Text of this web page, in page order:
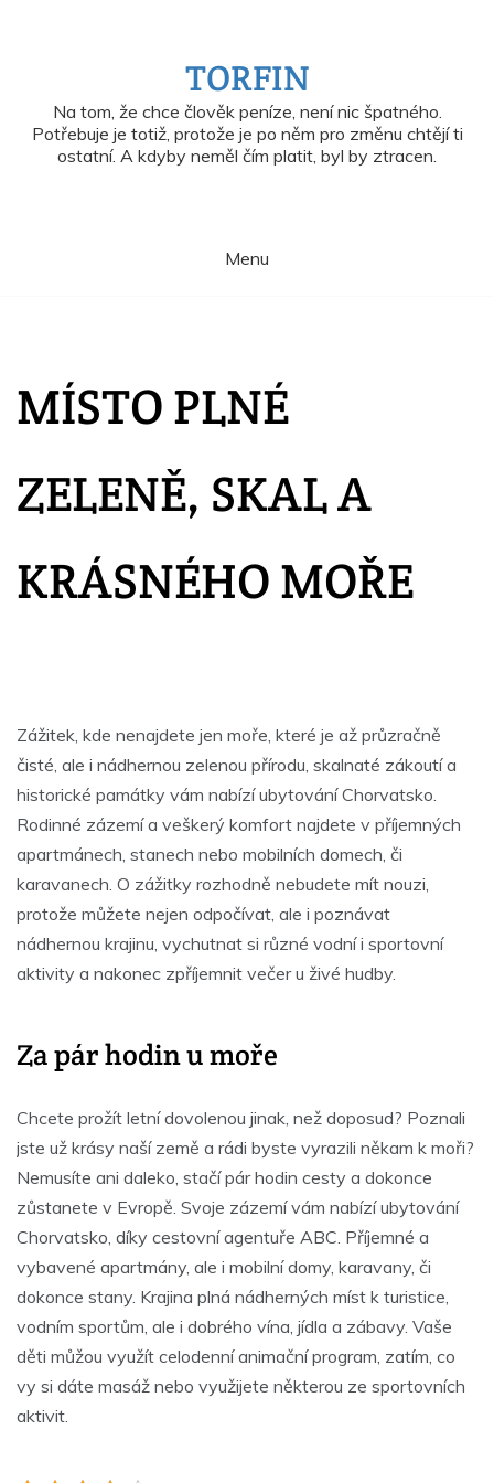
TORFIN
Na tom, že chce člověk peníze, není nic špatného.
Potřebuje je totiž, protože je po něm pro změnu chtějí ti
ostatní. A kdyby neměl čím platit, byl by ztracen.
Menu
MÍSTO PLNÉ
ZELENĚ, SKAL A
KRÁSNÉHO MOŘE
Zážitek, kde nenajdete jen moře, které je až průzračně
čisté, ale i nádhernou zelenou přírodu, skalnaté zákoutí a
historické památky vám nabízíubytování Chorvatsko.
Rodinné zázemí a veškerý komfort najdete v příjemných
apartmánech, stanech nebo mobilních domech, či
karavanech. O zážitky rozhodně nebudete mít nouzi,
protože můžete nejen odpočívat, ale i poznávat
nádhernou krajinu, vychutnat si různé vodní i sportovní
aktivity a nakonec zpříjemnit večer u živé hudby.
Za pár hodin u moře
Chcete prožít letní dovolenou jinak, než doposud? Poznali
jste už krásy naší země a rádi byste vyrazili někam k moři?
Nemusíte ani daleko, stačí pár hodin cesty a dokonce
zůstanete v Evropě. Svoje zázemí vám nabízí ubytování
Chorvatsko, díky cestovní agentuře ABC. Příjemné a
vybavené apartmány, ale i mobilní domy, karavany, či
dokonce stany. Krajina plná nádherných míst k turistice,
vodním sportům, ale i dobrého vína, jídla a zábavy. Vaše
děti můžou využít celodenní animační program, zatím, co
vy si dáte masáž nebo využijete některou ze sportovních
aktivit.